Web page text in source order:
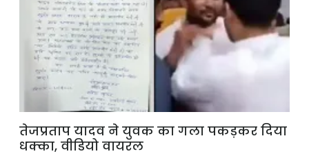
तेजप्रताप यादव ने युवक का गला पकड़कर दिया
धक्का, वीडियो वायरल